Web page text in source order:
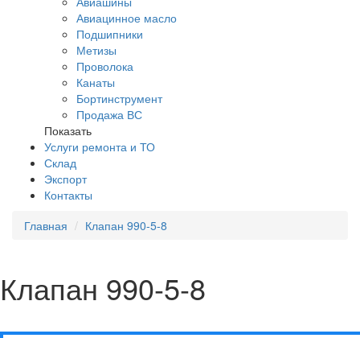
Авиацинное масло
Подшипники
Метизы
Проволока
Канаты
Бортинструмент
Продажа ВС
Показать
Услуги ремонта и ТО
Склад
Экспорт
Контакты
Главная
Клапан 990-5-8
Клапан 990-5-8